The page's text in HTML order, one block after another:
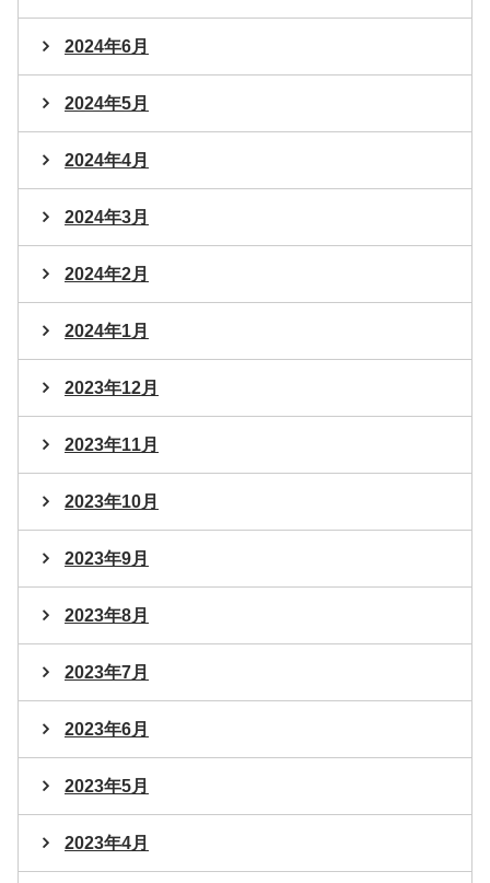
2024年6月
2024年5月
2024年4月
2024年3月
2024年2月
2024年1月
2023年12月
2023年11月
2023年10月
2023年9月
2023年8月
2023年7月
2023年6月
2023年5月
2023年4月